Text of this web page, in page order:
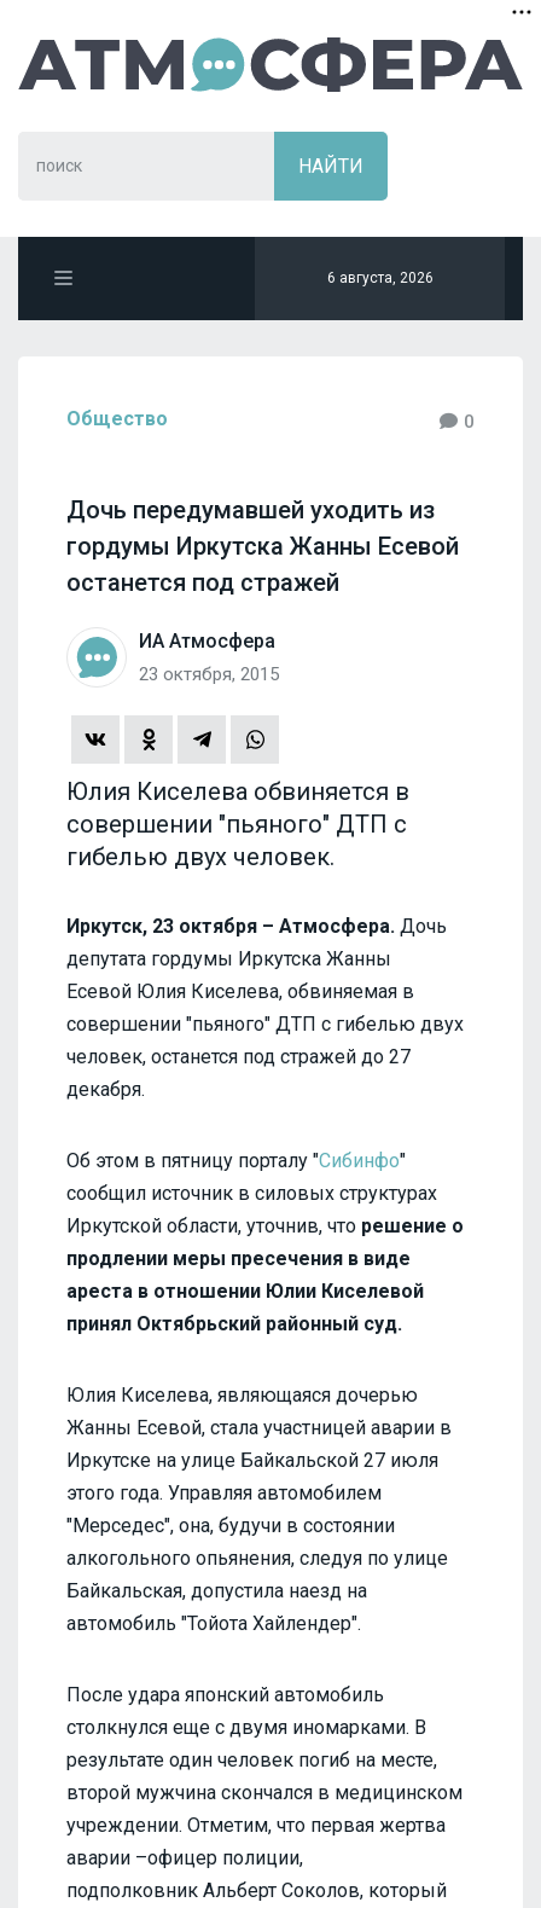
6 августа, 2026
Общество 0
Дочь передумавшей уходить из
гордумы Иркутска Жанны Есевой
останется под стражей
ИА Атмосфера
23 октября, 2015
Юлия Киселева обвиняется в
совершении "пьяного" ДТП с
гибелью двух человек.
Иркутск, 23 октября – Атмосфера. Дочь
депутата гордумы Иркутска Жанны
Есевой Юлия Киселева, обвиняемая в
совершении "пьяного" ДТП с гибелью двух
человек, останется под стражей до 27
декабря.
Об этом в пятницу порталу "Сибинфо"
сообщил источник в силовых структурах
Иркутской области, уточнив, что решение о
продлении меры пресечения в виде
ареста в отношении Юлии Киселевой
принял Октябрьский районный суд.
Юлия Киселева, являющаяся дочерью
Жанны Есевой, стала участницей аварии в
Иркутске на улице Байкальской 27 июля
этого года. Управляя автомобилем
"Мерседес", она, будучи в состоянии
алкогольного опьянения, следуя по улице
Байкальская, допустила наезд на
автомобиль "Тойота Хайлендер".
После удара японский автомобиль
столкнулся еще с двумя иномарками. В
результате один человек погиб на месте,
второй мужчина скончался в медицинском
учреждении. Отметим, что первая жертва
аварии –офицер полиции,
подполковник Альберт Соколов, который